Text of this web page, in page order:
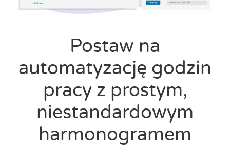
Postaw na
automatyzację godzin
pracy z prostym,
niestandardowym
harmonogramem